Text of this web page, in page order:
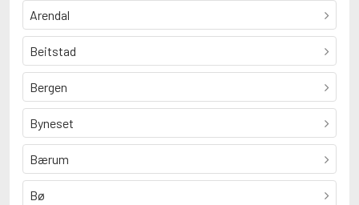
Arendal
Beitstad
Bergen
Byneset
Bærum
Bø